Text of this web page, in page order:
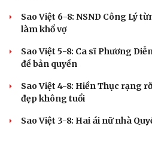
Sao Việt 6-8: NSND Công Lý
làm khổ vợ
Sao Việt 5-8: Ca sĩ Phương
đề bản quyền
Sao Việt 4-8: Hiền Thục rạng
đẹp không tuổi
Sao Việt 3-8: Hai ái nữ nhà